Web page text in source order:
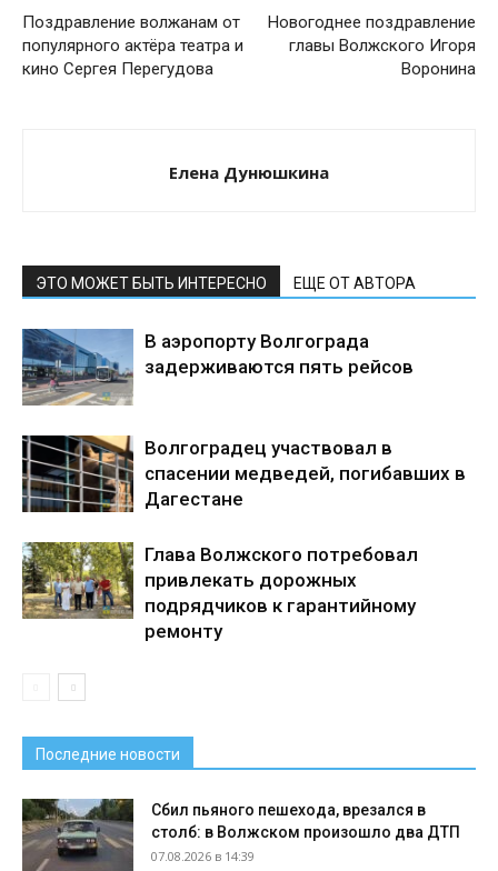
Поздравление волжанам от
популярного актёра театра и
кино Сергея Перегудова
Новогоднее поздравление
главы Волжского Игоря
Воронина
Елена Дунюшкина
ЭТО МОЖЕТ БЫТЬ ИНТЕРЕСНО ЕЩЕ ОТ АВТОРА
В аэропорту Волгограда
задерживаются пять рейсов
Волгоградец участвовал в
спасении медведей, погибавших в
Дагестане
Глава Волжского потребовал
привлекать дорожных
подрядчиков к гарантийному
ремонту
Последние новости
Сбил пьяного пешехода, врезался в
столб: в Волжском произошло два ДТП
07.08.2026 в 14:39